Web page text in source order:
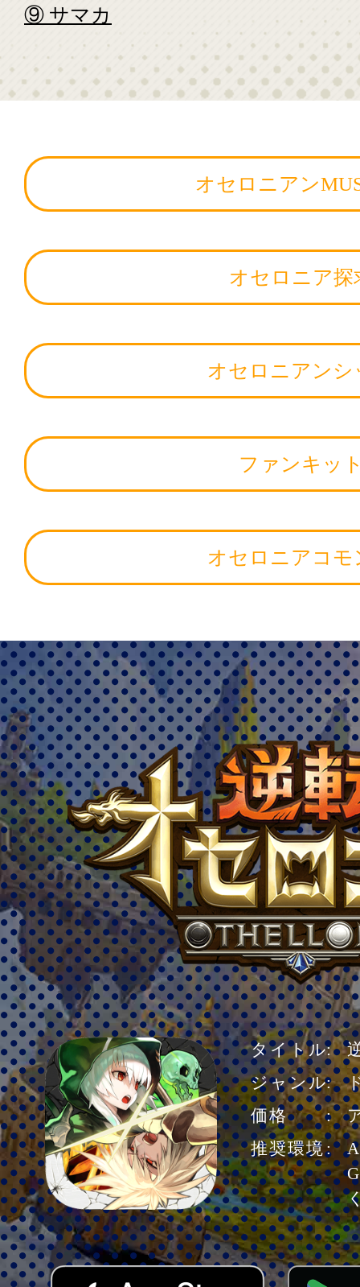
⑨ サマカ
オセロニアン
オセロニア探
オセロニアンシ
ファンキッ
オセロニアコモ
タイトル
ジャンル
価格
推奨環境